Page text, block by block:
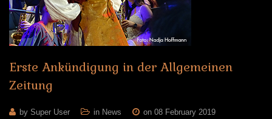
Erste Ankündigung in der Allgemeinen
Zeitung
by Super User in News
on 08 February 2019